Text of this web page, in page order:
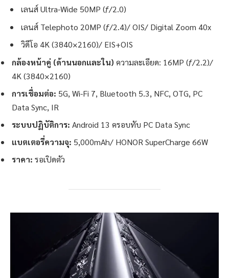
เลนส์ Ultra-Wide 50MP (ƒ/2.0)
เลนส์ Telephoto 20MP (ƒ/2.4)/ OIS/ Digital Zoom 40x
วิดีโอ 4K (3840×2160)/ EIS+OIS
กล้องหน้าคู่ (ด้านนอกและใน) ความละเอียด: 16MP (ƒ/2.2)/
4K (3840×2160)
การเชื่อมต่อ: 5G, Wi-Fi 7, Bluetooth 5.3, NFC, OTG, PC
Data Sync, IR
ระบบปฏิบัติการ: Android 13 ครอบทับ PC Data Sync
แบตเตอรี่ความจุ: 5,000mAh/ HONOR SuperCharge 66W
ราคา: รอเปิดตัว